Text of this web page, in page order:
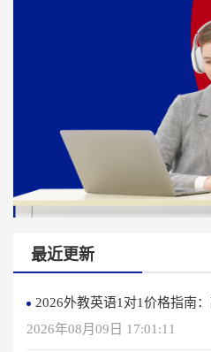
最近更新
2026外教英语1对1价格指南
2026年08月09日 17:01:11